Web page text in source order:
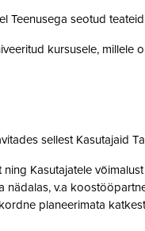
Teenusega seotud
kursusele,
sellest Kasutajaid
Kasutajatele
v.a
planeerimata